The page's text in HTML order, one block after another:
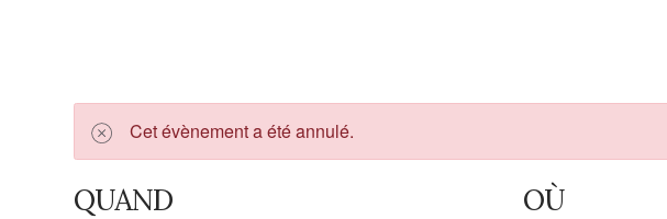
Cet évènement a été annulé.
QUAND OÙ